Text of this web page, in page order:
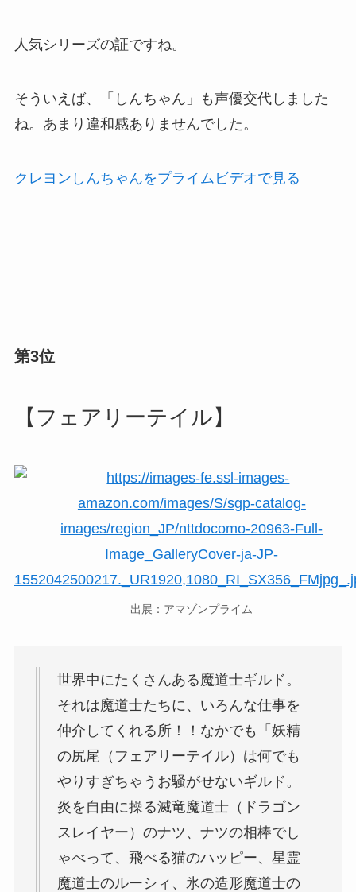
人気シリーズの証ですね。
そういえば、「しんちゃん」も声優交代しました
ね。あまり違和感ありませんでした。
クレヨンしんちゃんをプライムビデオで見る
第3位
【フェアリーテイル】
出展：アマゾンプライム
世界中にたくさんある魔道士ギルド。
それは魔道士たちに、いろんな仕事を
仲介してくれる所！！なかでも「妖精
の尻尾（フェアリーテイル）は何でも
やりすぎちゃうお騒がせないギルド。
炎を自由に操る滅竜魔道士（ドラゴン
スレイヤー）のナツ、ナツの相棒でし
ゃべって、飛べる猫のハッピー、星霊
魔道士のルーシィ、氷の造形魔道士の